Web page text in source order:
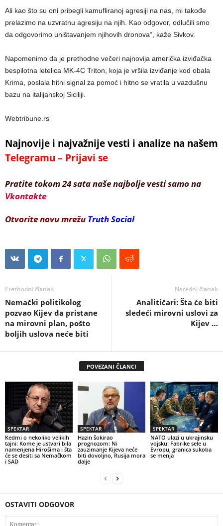
Ali kao što su oni pribegli kamufliranoj agresiji na nas, mi takođe
prelazimo na uzvratnu agresiju na njih. Kao odgovor, odlučili smo
da odgovorimo uništavanjem njihovih dronova“, kaže Sivkov.
Napomenimo da je prethodne večeri najnovija američka izviđačka
bespilotna letelica MK-4C Triton, koja je vršila izviđanje kod obala
Krima, poslala hitni signal za pomoć i hitno se vratila u vazdušnu
bazu na italijanskoj Siciliji.
Webtribune.rs
Najnovije i najvažnije vesti i analize na našem
Telegramu – Prijavi se
Pratite tokom 24 sata naše najbolje vesti samo na
Vkontakte
Otvorite novu mrežu Truth Social
Prethodni članak
Nemački politikolog
pozvao Kijev da pristane
na mirovni plan, pošto
boljih uslova neće biti
Naredni članak
Analitičari: Šta će biti
sledeći mirovni uslovi za
Kijev …
POVEZANI ČLANCI
SPEKTAR
Kedmi o nekoliko velikih
tajni: Kome je ustvari bila
namenjena Hirošima i šta
će se desiti sa Nemačkom
i SAD
SPEKTAR
Hazin šokirao
prognozom: Ni
zauzimanje Kijeva neće
biti dovoljno, Rusija mora
dalje
SPEKTAR
NATO ulazi u ukrajinsku
vojsku: Fabrike sele u
Evropu, granica sukoba
se menja
OSTAVITI ODGOVOR